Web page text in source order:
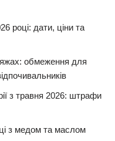
році: дати, ціни та
обмеження для
з травня 2026: штрафи
з медом та маслом